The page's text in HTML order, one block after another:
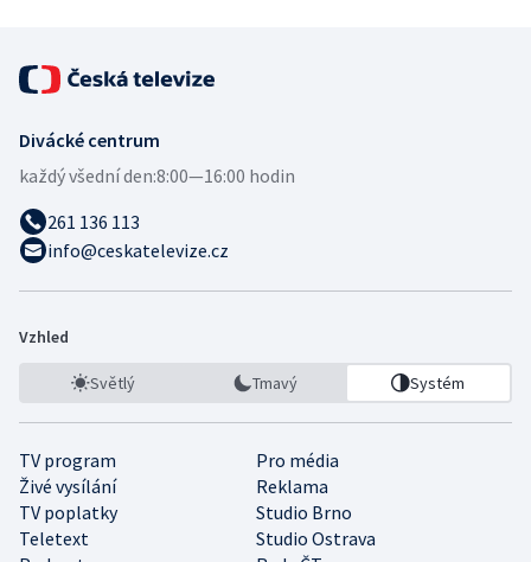
Divácké centrum
každý všední den:8:00—16:00 hodin
261 136 113
info@ceskatelevize.cz
Vzhled
Světlý Tmavý Systém
TV program
Pro média
Živé vysílání
Reklama
TV poplatky
Studio Brno
Teletext
Studio Ostrava